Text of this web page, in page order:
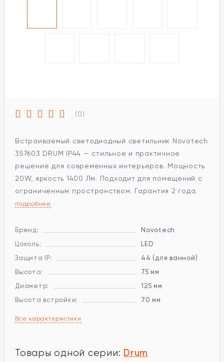
(0)
Встраиваемый светодиодный светильник Novotech
357603 DRUM IP44 — стильное и практичное
решение для современных интерьеров. Мощность
20W, яркость 1400 Лм. Подходит для помещений с
ограниченным пространством. Гарантия 2 года.
подробнее
Бренд:
Novotech
Цоколь:
LED
Защита IP:
44 (для ванной)
Высота:
75 мм
Диаметр:
125 мм
Высота встройки:
70 мм
Все характеристики
Товары одной серии: Drum